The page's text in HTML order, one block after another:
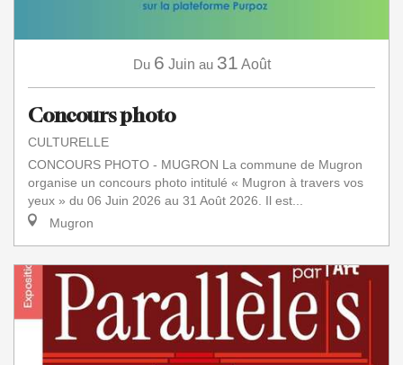
Du 6 Juin au 31 Août
Concours photo
CULTURELLE
CONCOURS PHOTO - MUGRON La commune de Mugron
organise un concours photo intitulé « Mugron à travers vos
yeux » du 06 Juin 2026 au 31 Août 2026. Il est...
Mugron